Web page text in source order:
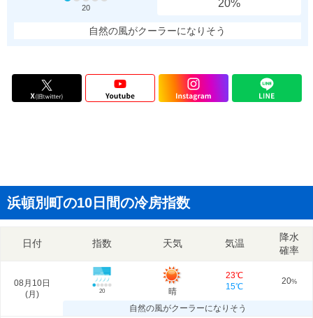
20
20%
自然の風がクーラーになりそう
浜頓別町の10日間の冷房指数
日付 指数 天気 気温
降水
確率
08月10日
(月 ) 20 晴
23℃
15℃
20%
自然の風がクーラーになりそう